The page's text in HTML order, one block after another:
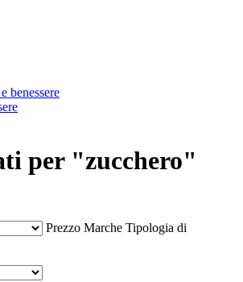
benessere
per "zucchero"
Prezzo Marche Tipologia di